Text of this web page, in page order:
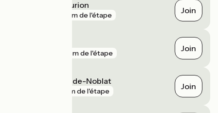
Saint-Priest-Taurion
331 m de l'étape Join
819 m de l'étape Join
Saint-Léonard-de-Noblat
2 km de l'étape Join